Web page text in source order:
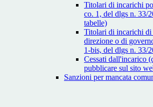
Titolari di incarichi
co. 1, del dlgs n. 33/
tabelle)
Titolari di incarichi di
direzione o di
1-bis, del dlgs n. 33/
Cessati dall'incarico
pubblicare sul sito
Sanzioni per mancata